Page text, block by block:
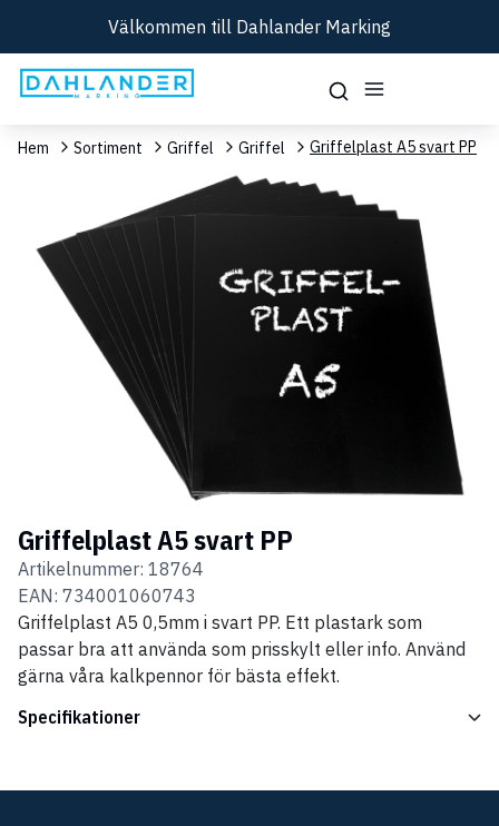
Välkommen till Dahlander Marking
Hem Sortiment Griffel Griffel Griffelplast A5 svart PP
Griffelplast A5 svart PP
Artikelnummer: 18764
EAN: 734001060743
Griffelplast A5 0,5mm i svart PP. Ett plastark som
passar bra att använda som prisskylt eller info. Använd
gärna våra kalkpennor för bästa effekt.
Specifikationer